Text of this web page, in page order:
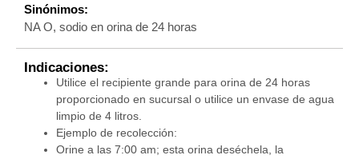
Sinónimos:
NA O, sodio en orina de 24 horas
Indicaciones:
Utilice el recipiente grande para orina de 24 horas
proporcionado en sucursal o utilice un envase de agua
limpio de 4 litros.
Ejemplo de recolección:
Orine a las 7:00 am; esta orina deséchela, la